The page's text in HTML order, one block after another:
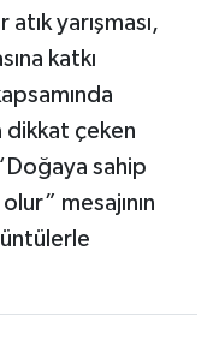
yarışması,
katkı
dikkat çeken
sahip
mesajının